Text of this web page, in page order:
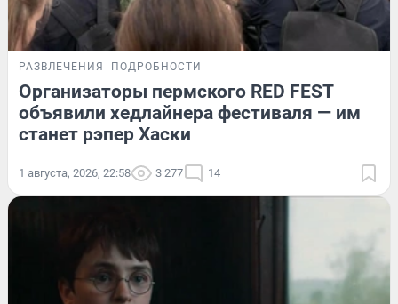
РАЗВЛЕЧЕНИЯ ПОДРОБНОСТИ
Организаторы пермского RED FEST
объявили хедлайнера фестиваля — им
станет рэпер Хаски
1 августа, 2026, 22:58 3 277 14